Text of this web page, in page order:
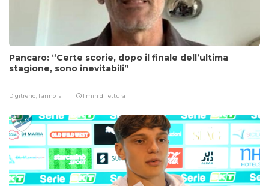
Pancaro: “Certe scorie, dopo il finale dell’ultima
stagione, sono inevitabili”
Digitrend,1 anno fa 1 min di lettura